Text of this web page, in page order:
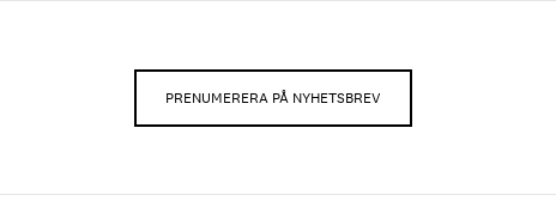
PRENUMERERA PÅ NYHETSBREV